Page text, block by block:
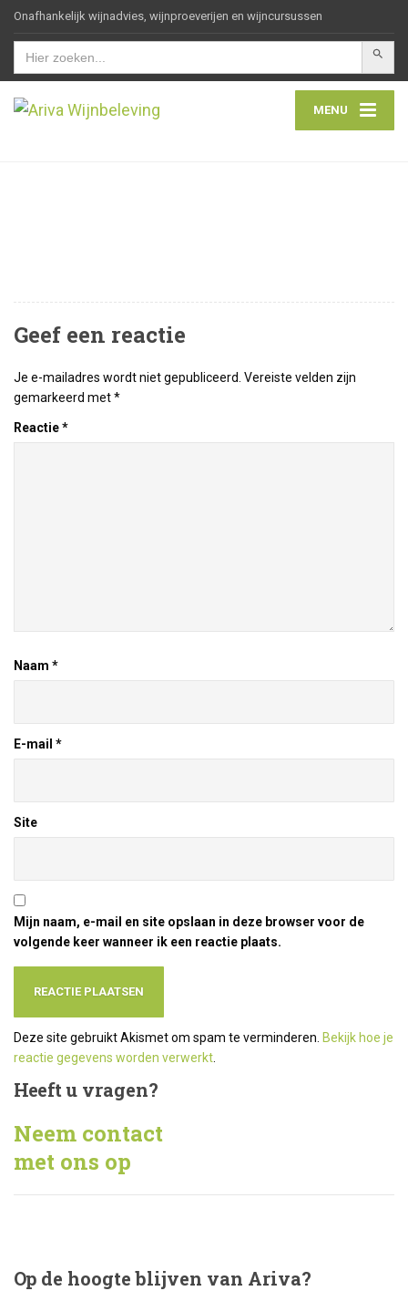
Onafhankelijk wijnadvies, wijnproeverijen en wijncursussen
Zoek
naar:
MENU
Geef een reactie
Je e-mailadres wordt niet gepubliceerd. Vereiste velden zijn
gemarkeerd met*
Reactie*
Naam *
E-mail *
Site
Mijn naam, e-mail en site opslaan in deze browser voor de
volgende keer wanneer ik een reactie plaats.
Deze site gebruikt Akismet om spam te verminderen. Bekijk hoe je
reactie gegevens worden verwerkt
Heeftu vragen?
Neem contact
met ons op
Op de hoogte blijven van Ariva?